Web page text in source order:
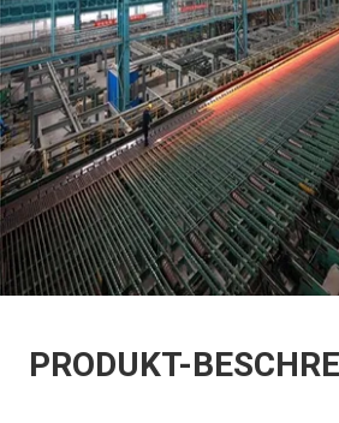
PRODUKT-